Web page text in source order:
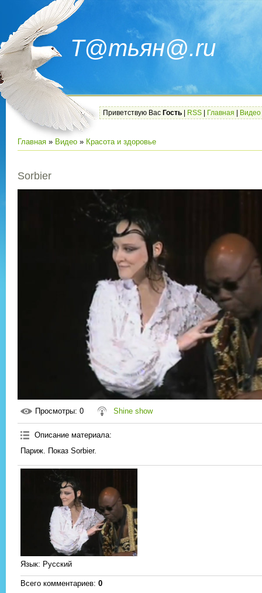
Т@тьян@.ru
Приветствую Вас Гость RSS Главная Видео
Главная » Видео » Красота и здоровье
Sorbier
Просмотры: 0 Shine show
Описание материала:
Париж. Показ Sorbier.
Язык: Русский
Всего комментариев: 0